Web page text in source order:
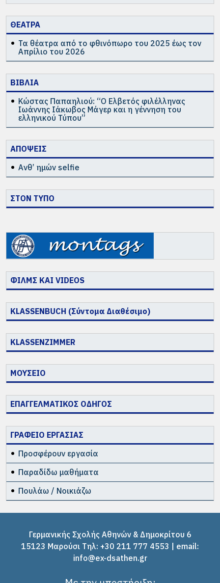
ΘΕΑΤΡΑ
Τα θέατρα από το φθινόπωρο του 2025 έως τον
Απρίλιο του 2026
ΒΙΒΛΙΑ
Κώστας Παπαηλιού: “Ο Ελβετός φιλέλληνας
Ιωάννης Ιάκωβος Μάγερ και η γέννηση του
ελληνικού Τύπου”
ΑΠΟΨΕΙΣ
Ανθ’ ημών selfie
ΣΤΟΝ ΤΥΠΟ
ΦΙΛΜΣ ΚΑΙ VIDEOS
KLASSENBUCH (Σύντομα Διαθέσιμο)
KLASSENZIMMER
ΜΟΥΣΕΙΟ
ΕΠΑΓΓΕΛΜΑΤΙΚΟΣ ΟΔΗΓΟΣ
ΓΡΑΦΕΙΟ ΕΡΓΑΣΙΑΣ
Προσφέρουν εργασία
Παραδίδω μαθήματα
Πουλάω / Νοικιάζω
Γερμανικής Σχολής Αθηνών & Δημοκρίτου 6
15123 Μαρούσι Tηλ: +30 211 777 4553 | email:
info@ex-dsathen.gr